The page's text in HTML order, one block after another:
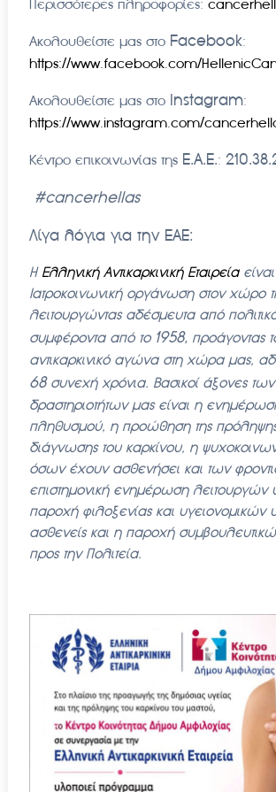
Περισσότερες πληροφορίες:
Ακολουθείστε μας στο Facebook:
https://www.facebook.com/
Ακολουθείστε μας στο Instagram:
https://www.instagram.com/
Κέντρο επικοινωνίας της Ε.Α.Ε.:
#cancerhellas
Λίγα λόγια για την ΕΑΕ:
Η Ελληνική Αντικαρκινική Εταιρεία
Ιατροκοινωνική οργάνωση στον χώρο
λειτουργώντας αδέσμευτα από
συμφέροντα από το 1958,προάγοντας
αντικαρκινικό αγώνα στη χώρα μας,
68συνεχή χρόνια. Βασικοί άξονες των
δραστηριοτήτων μας είναι η
πληθυσμού, η προώθηση της πρόληψης
διάγνωσης του καρκίνου, η
όσων έχουν ασθενήσει και των
επιστημονική ενημέρωση λειτουργών
παροχή φιλοξενίας και
ασθενείς και η παροχή
προς την Πολιτεία.